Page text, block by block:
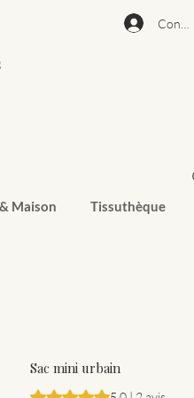
Maison Tissuthèque
Sac mini urbain
La note est de 5.0 sur